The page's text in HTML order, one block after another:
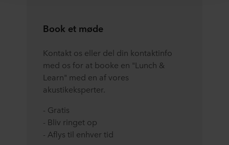
anbringer hver enkelt cookie, links til vores potentielle
cookie gemmes på dit terminaludstyr. Det er din
beslutning, til hvilke formål vores websteder kan bruge
cookies og dermed behandle oplysninger om dig via
Du kan til enhver tid trække dit samtykke tilbage eller
ændre det ved at klikke på cookie-ikonet nederst på
webstedet. Læs mere om vores brug af cookies i afsnittet
Book et møde
Kontakt os eller del din kontaktinfo
med os for at booke en "Lunch &
Learn" med en af vores
akustikeksperter.
- Gratis
- Bliv ringet op
- Aflys til enhver tid